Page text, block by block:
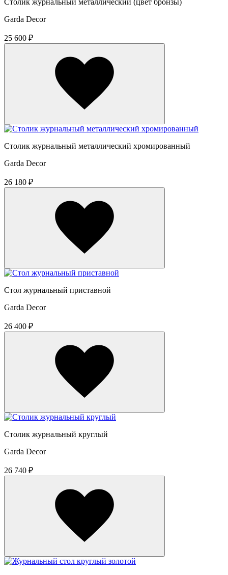
Garda Decor
25 600 ₽
Столик журнальный металлический хромированный
Garda Decor
26 180 ₽
Стол журнальный приставной
Garda Decor
26 400 ₽
Столик журнальный круглый
Garda Decor
26 740 ₽